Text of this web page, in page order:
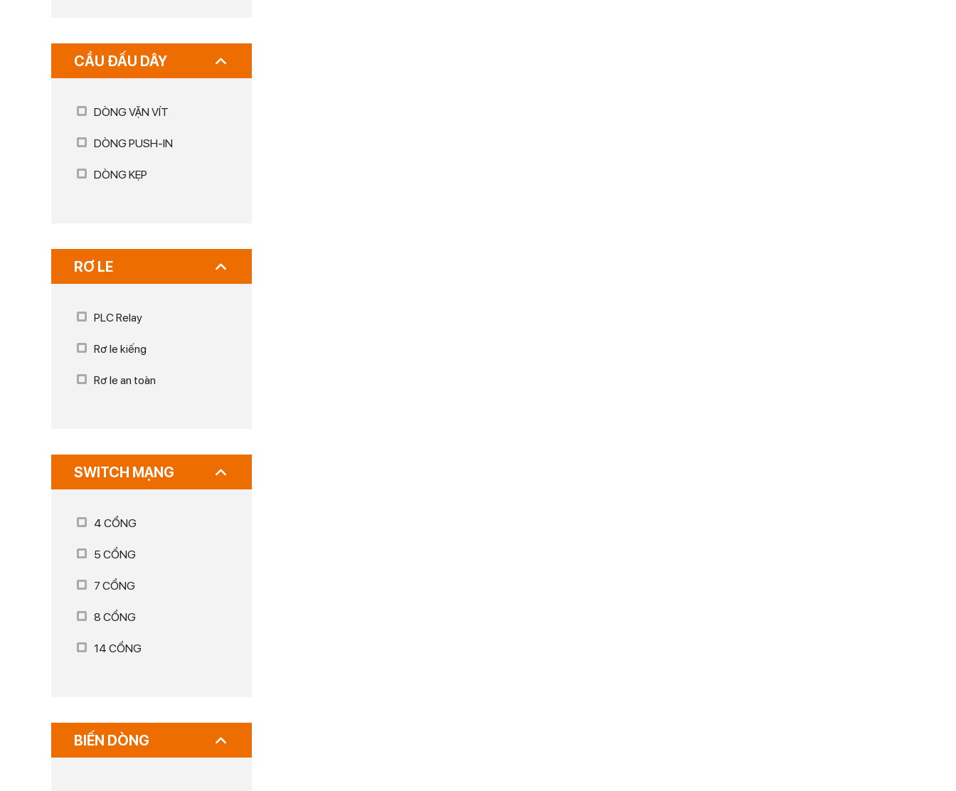
CẦU ĐẤU DÂY
DÒNG VẶN VÍT
DÒNG PUSH-IN
DÒNG KẸP
RƠ LE
PLC Relay
Rơ le kiếng
Rơ le an toàn
SWITCH MẠNG
4 CỔNG
5 CỔNG
7 CỔNG
8 CỔNG
14 CỔNG
BIẾN DÒNG